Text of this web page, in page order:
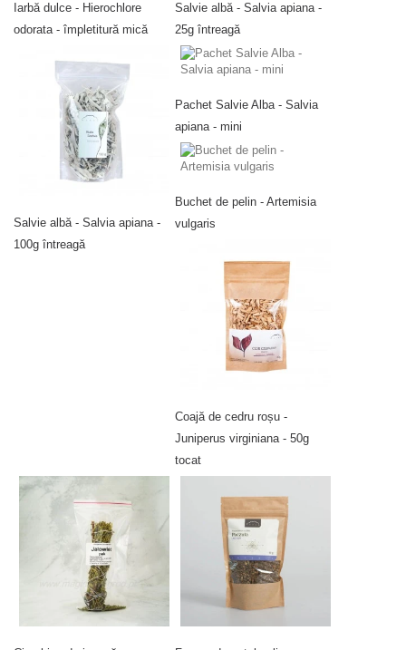
Iarbă dulce - Hierochlore
odorata - împletitură mică
Salvie albă - Salvia apiana -
25g întreagă
Salvie albă - Salvia apiana -
100g întreagă
Pachet Salvie Alba - Salvia
apiana - mini
Buchet de pelin - Artemisia
vulgaris
Coajă de cedru roșu -
Juniperus virginiana - 50g
tocat